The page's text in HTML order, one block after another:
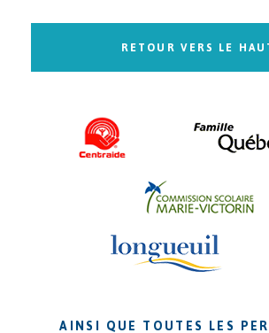
RETOUR VERS LE
AINSI QUE TOUTES LES